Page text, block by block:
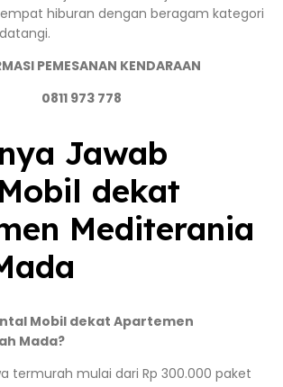
hiburan dengan beragam kategori
PEMESANAN KENDARAAN
0811 973 778
Jawab
dekat
Mediterania
Mobil dekat Apartemen
Mada?
termurah mulai dari Rp 300.000 paket